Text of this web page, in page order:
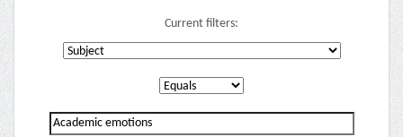
Current filters: